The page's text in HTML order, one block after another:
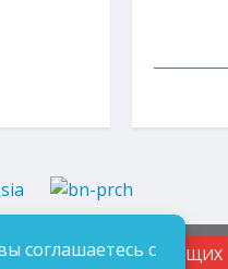
ДЛЯ СЛАБОВИДЯЩИХ
соглашаетесь с